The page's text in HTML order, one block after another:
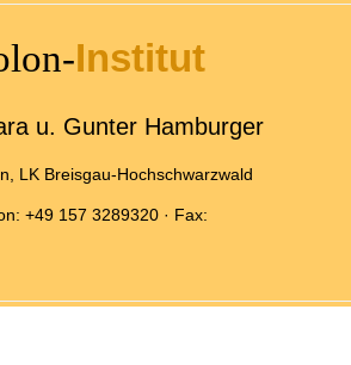
Institut
u. Gunter Hamburger
LK Breisgau-Hochschwarzwald
+49 157 3289320 · Fax: